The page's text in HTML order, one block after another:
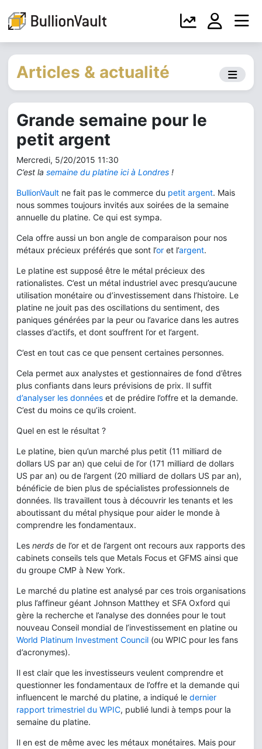
Articles & actualité
Grande semaine pour le
petit argent
Mercredi, 5/20/2015 11:30
C’est la semaine du platine ici à Londres !
BullionVault ne fait pas le commerce du petit argent. Mais
nous sommes toujours invités aux soirées de la semaine
annuelle du platine. Ce qui est sympa.
Cela offre aussi un bon angle de comparaison pour nos
métaux précieux préférés que sont l’or et l’argent.
Le platine est supposé être le métal précieux des
rationalistes. C’est un métal industriel avec presqu’aucune
utilisation monétaire ou d’investissement dans l’histoire. Le
platine ne jouit pas des oscillations du sentiment, des
paniques générées par la peur ou l’avarice dans les autres
classes d’actifs, et dont souffrent l’or et l’argent.
C’est en tout cas ce que pensent certaines personnes.
Cela permet aux analystes et gestionnaires de fond d’êtres
plus confiants dans leurs prévisions de prix. Il suffit
d’analyser les données et de prédire l’offre et la demande.
C’est du moins ce qu’ils croient.
Quel en est le résultat ?
Le platine, bien qu’un marché plus petit (11 milliard de
dollars US par an) que celui de l’or (171 milliard de dollars
US par an) ou de l’argent (20 milliard de dollars US par an),
bénéficie de bien plus de spécialistes professionnels de
données. Ils travaillent tous à découvrir les tenants et les
aboutissant du métal physique pour aider le monde à
comprendre les fondamentaux.
Les nerds de l’or et de l’argent ont recours aux rapports des
cabinets conseils tels que Metals Focus et GFMS ainsi que
du groupe CMP à New York.
Le marché du platine est analysé par ces trois organisations
plus l’affineur géant Johnson Matthey et SFA Oxford qui
gère la recherche et l’analyse des données pour le tout
nouveau Conseil mondial de l’investissement en platine ou
World Platinum Investment Council (ou WPIC pour les fans
d’acronymes).
Il est clair que les investisseurs veulent comprendre et
questionner les fondamentaux de l’offre et la demande qui
influencent le marché du platine, a indiqué le dernier
rapport trimestriel du WPIC, publié lundi à temps pour la
semaine du platine.
Il en est de même avec les métaux monétaires. Mais pour